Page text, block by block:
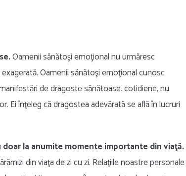
Oamenii sănătoşi emoţional nu urmăresc
Oamenii sănătoşi emoţional cunosc
de dragoste sănătoase. cotidiene, nu
Ei înţeleg că dragostea adevărată se află în lucruri
la anumite momente importante din viaţă.
din viaţa de zi cu zi. Relaţiile noastre personale